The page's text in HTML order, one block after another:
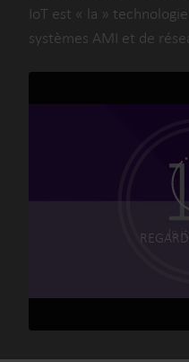
IoT est « la »
systèmes AMI et de